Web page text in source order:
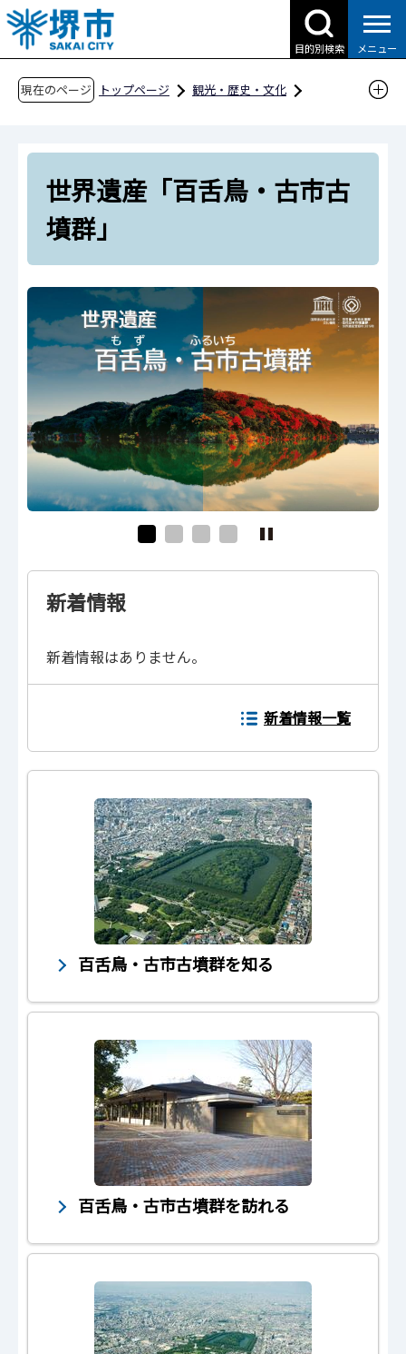
こ
の
ペ
目的別検索 メニュー
現在のページ トップページ
観光・歴史・文化
世界遺産「百舌鳥・古市古墳群」
世界遺産「百舌鳥・古市古
墳群」
新着情報
新着情報はありません。
新着情報一覧
百舌鳥・古市古墳群を知る
百舌鳥・古市古墳群を訪れる